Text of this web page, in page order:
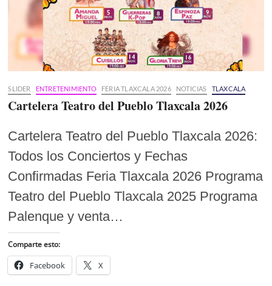
SLIDER ENTRETENIMIENTO FERIA TLAXCALA 2026 NOTICIAS TLAXCALA
Cartelera Teatro del Pueblo Tlaxcala 2026
Cartelera Teatro del Pueblo Tlaxcala 2026:
Todos los Conciertos y Fechas
Confirmadas Feria Tlaxcala 2026 Programa
Teatro del Pueblo Tlaxcala 2025 Programa
Palenque y venta…
Comparte esto:
Facebook X